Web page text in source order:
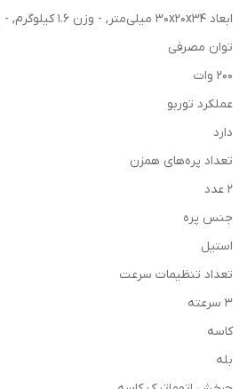
ابعاد 30x20x34 میلی‌متر, - وزن 1.6 کیلوگرم, - رنگ مشکی استیل
توان مصرفی
200 وات
عملکرد توربو
دارد
تعداد پره‌های همزن
2 عدد
جنس پره
استیل
تعداد تنظیمات سرعت
3 سرعته
کاسه
بله